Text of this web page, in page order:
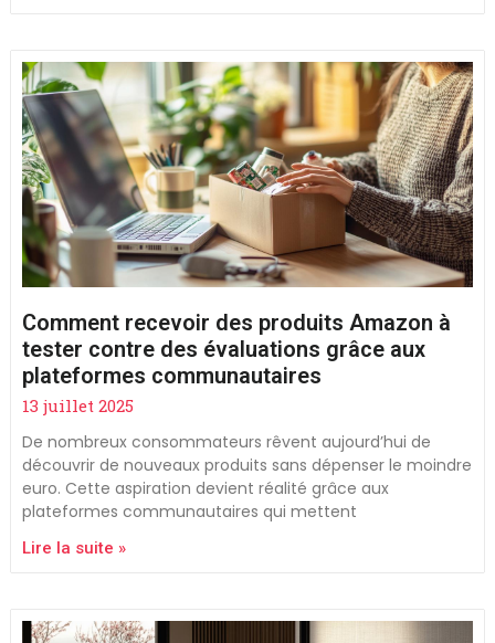
Comment recevoir des produits Amazon à
tester contre des évaluations grâce aux
plateformes communautaires
13 juillet 2025
De nombreux consommateurs rêvent aujourd’hui de
découvrir de nouveaux produits sans dépenser le moindre
euro. Cette aspiration devient réalité grâce aux
plateformes communautaires qui mettent
Lire la suite »